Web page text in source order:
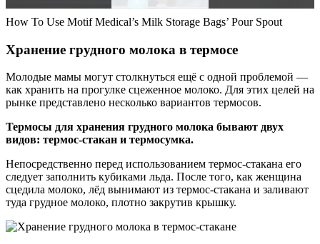
How To Use Motif Medical’s Milk Storage Bags’ Pour Spout
Хранение грудного молока в термосе
Молодые мамы могут столкнуться ещё с одной проблемой —
как хранить на прогулке сцеженное молоко. Для этих целей на
рынке представлено несколько вариантов термосов.
Термосы для хранения грудного молока бывают двух
видов: термос-стакан и термосумка.
Непосредственно перед использованием термос-стакана его
следует заполнить кубиками льда. После того, как женщина
сцедила молоко, лёд вынимают из термос-стакана и заливают
туда грудное молоко, плотно закрутив крышку.